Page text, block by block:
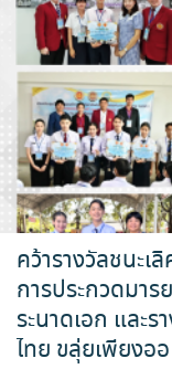
คว้ารางวัลชนะ
การประกวดมาร
ระนาดเอก และ
ไทย ขลุ่ยเพียงอ